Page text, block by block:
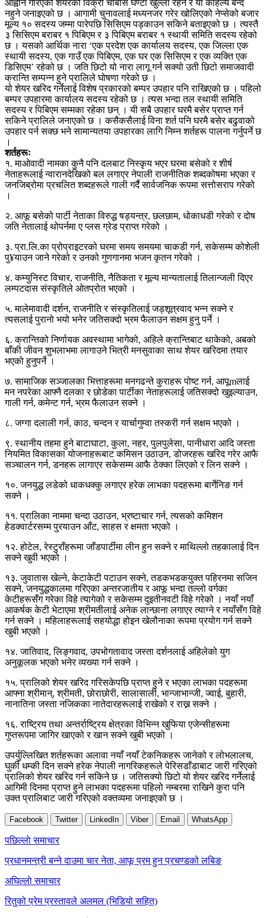
आह्वान गरिएको शेयरको विक्री चौबीसै घण्टा खुल्ला रहने र यो कहिल्यै बन्द
नहुने जनाइएको छ । आगामी चुनावलाई मध्यनजर गरेर खोलिएको नेप्सेको बजार
मूल्य १० सदस्य जम्मा पारेपछि सिसिएम पड्काउन सकिने बताइएको छ । त्यस्तै
३ सिसिएम बराबर १ पिबिएम र ३ पिबिएम बराबर १ स्थायी समिति सदस्य रहेको
छ । यसको आर्थिक नारा ‘एक प्रदेश एक कार्यालय सदस्य, एक जिल्ला एक
स्थायी सदस्य, एक गाउँ एक पिबिएम, एक घर एक सिसिएम र एक व्यक्ति एक
डिसिएम’ रहेको छ । जति छिटो यो नारा लागू गर्न सक्यो उती छिटो समाजवादी
क्रान्ति सम्पन्न हुने प्रालिले घोषणा गरेको छ ।
यो शेयर खरिद गर्नेलाई विशेष प्रकारको बम्पर उपहार पनि राखिएको छ । पहिलो
बम्पर उपहारमा कार्यालय सदस्य रहेको छ । त्यस भन्दा तल स्थायी समिति
सदस्य र पिबिएम सम्मका रहेका छन् । यी सबै उपहार घरमै बसेर प्राप्त गर्न
सकिने प्रालिले जनाएको छ । कसैकसैलाई विना शर्त पनि घरमै बसेर बढुवाको
उपहार पर्न सक्छ भने सामान्यतया उपहारका लागि निम्न शर्तहरू पालना गर्नुपर्ने छ
।
शर्तहरूः
१. माओवादी नामका कुनै पनि दलबाट निस्कृय भएर घरमा बसेको र शीर्ष
नेताहरूलाई न्वारानदेखिको बल लगाएर नेपाली राजनीतिक शब्दकोषमा भएका र
जनजिब्रोमा प्रचलित शब्दहरूले गाली गर्दै सार्वजनिक रूपमा सत्तोसराप गरेको
।
२. आफू बसेको पार्टी नेताका विरुद्ध षड्यन्त्र, छलछाम, धोकाधडी गरेको र दोष
जति नेतालाई थोपर्नमा ए प्लस ग्रेड प्राप्त गरेको ।
३. प्रा.लि.का प्रोप्राइटरको घरमा समय समयमा चाकडी गर्न, सकेसम्म कोशेली
पु¥याउन जाने गरेको र उनको गुणगानमा भजन कृतन गरेको ।
४. कम्युनिस्ट विचार, राजनीति, नैतिकता र मूल्य मान्यतालाई तिलान्जली दिएर
लम्पटदास संस्कृतिले ओतप्रोत भएको ।
५. मालेमावादी दर्शन, राजनीति र संस्कृतिलाई जड्शूत्रवाद भन्न सक्ने र
त्यसलाई पुरानो भयो भनेर जतिसक्दो भ्रम फैलाउन सक्षम हुनु पर्ने ।
६. क्रान्तिको निर्णायक अवस्थामा भागेको, अहिले क्रान्तिबाट थाकेको, अबको
बाँकी जीवन शुभलाभमा लागाउने भित्री मनसुवाका साथ शेयर खरिदमा तयार
भएको हुनुपर्ने ।
७. सामाजिक सञ्जालका भित्ताहरूमा मनगढन्ते कुराहरू पोष्ट गर्न, आपूmलाई
मन नपरेका आफ्नै दलका र छोडेका पार्टीका नेताहरूलाई जतिसक्दो खुइल्याउन,
गाली गर्न, कमेन्ट गर्न, भ्रम फैलाउन सक्ने ।
८. जग्गा दलाली गर्न, काठ, चन्दन र यार्चागुम्वा तस्करी गर्न सक्षम भएको ।
९. स्थानीय तहमा हुने बाटाघाटा, कुला, नहर, पुलपुलेसा, पानीधारा आदि जस्ता
नियमित विकासका योजनाहरूबाट कमिसन उठाउन, डोजरहरू खरिद गरेर आफै
सञ्चालन गर्न, डनहरू लागाएर सकेसम्म आफै ठेक्का लिएको र लिन सक्ने ।
१०. जनयुद्ध लडेको धाकधक्कु लगाएर हरेक लाभका पदहरूमा बार्गेनिङ गर्न
सक्ने ।
११. प्रालिका नाममा चन्दा उठाउन, भ्रष्टाचार गर्न, त्यसको कमिशन
हेडक्वार्टरसम्म पुरयाउन आँट, साहस र क्षमता भएको ।
१२. होटेल, रेस्टुराँहरूमा जाँडपार्टीमा लीन हुन सक्ने र माथिल्लो तहकालाई दिन
सक्ने खुवी भएको ।
१३. जुवातास खेल्ने, केटाकेटी पटाउन सक्ने, तडकभडकयुक्त पहिरनमा सजिन
सक्ने, जनयुद्धकालमा गरिएका अन्तरजातीय र आफू भन्दा तल्लो वर्गका
केटीहरूसँग गरेका विहे त्यागेको र सकेसम्म दुइतीनवटी विहे गरेको । नयाँ नयाँ
आकर्षक केटी भेटाएमा श्रीमतीलाई अनेक लान्छाना लगाएर त्याग्ने र नयाँसँग विहे
गर्न सक्ने । महिलाहरूलाई सहयोद्धा होइन खेलौनाका रूपमा प्रयोग गर्न सक्ने
खुबी भएको ।
१४. जातिवाद, लिङ्गवाद, उपभोगतावाद जस्ता दर्शनलाई अहिलेको युग
अनुकूलक भएको भनेर व्यख्या गर्न सक्ने ।
१५. प्रालिको शेयर खरिद गरिसकेपछि प्राप्त हुने र भएका लाभका पदहरूमा
आफ्ना श्रीमान्, श्रीमती, छोराछोरी, सालासाली, भान्जाभान्जी, ज्वाई, बुहारी,
नानातिना जस्ता नजिकका नातेदारहरूलाई राखेको र राख्न सक्ने ।
१६. राष्ट्रिय तथा अन्तर्राष्ट्रिय क्षेत्रका विभिन्न खुफिया एजेन्सीहरूमा
गुप्तरूपमा जागिर खाएको र खान सक्ने खुबी भएको ।
उपर्युल्लिखित शर्तहरूका अलावा नयाँ नयाँ टेकनिकहरू जानेको र लोभलालच,
घुर्की धम्की दिन सक्ने हरेक नेपाली नागरिकहरूले पेरिसडाँडाबाट जारी गरिएको
प्रालिको शेयर खरिद गर्न सकिने छ । जतिसक्यो छिटो यो शेयर खरिद गर्नेलाई
आगिमी दिनमा प्राप्त हुने लाभका पदहरूमा पहिलो नम्बरमा राखिने कुरा पनि
उक्त प्रालिबाट जारी गरिएको वक्तव्यमा जनाइएको छ ।
Facebook Twitter LinkedIn Viber Email WhatsApp
Post
navigation
पछिल्लाे समाचार
प्रधानमन्त्री बन्ने दाउमा चार नेता, आफू प्रम हुन प्रचण्डको लबिङ
अघिल्लाे समाचार
रितुको प्रेम प्रस्तावले अलमल (भिडियो सहित)